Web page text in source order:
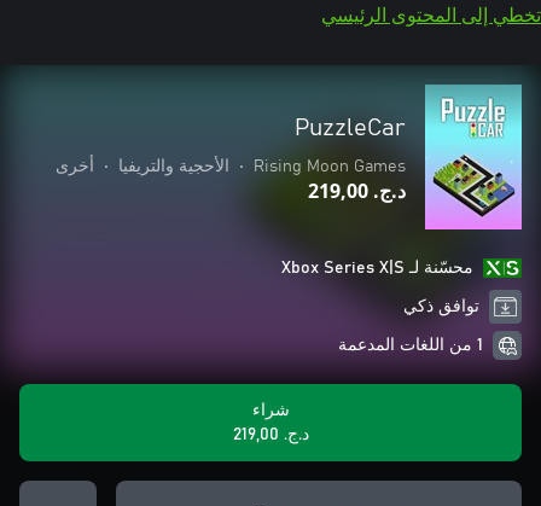
تخطي إلى المحتوى الرئيسي
PuzzleCar
Rising Moon Games
• الأحجية والتريفيا • أخرى
د.ج.‏ 219,00
محسّنة لـ Xbox Series X|S
توافق ذكي
1 من اللغات المدعمة
شراء
د.ج.‏ 219,00